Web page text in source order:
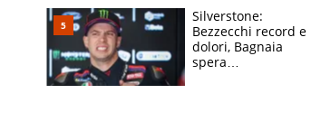
Silverstone:
Bezzecchi record e
dolori, Bagnaia
spera